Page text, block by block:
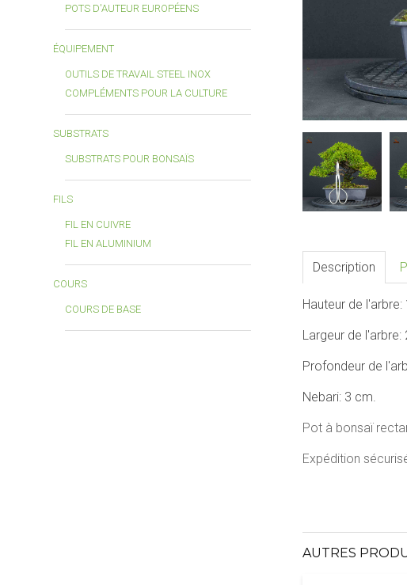
POTS D'AUTEUR EUROPÉENS
ÉQUIPEMENT
OUTILS DE TRAVAIL STEEL INOX
COMPLÉMENTS POUR LA CULTURE
SUBSTRATS
SUBSTRATS POUR BONSAÏS
FILS
FIL EN CUIVRE
FIL EN ALUMINIUM
COURS
COURS DE BASE
Description
Hauteur de l'arbre:
Largeur de l'arbre:
Profondeur de
Nebari: 3 cm.
Pot à bonsaï
Expédition
AUTRES